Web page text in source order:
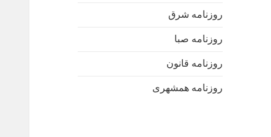
روزنامه شرق
روزنامه صبا
روزنامه قانون
روزنامه همشهری